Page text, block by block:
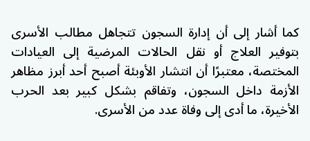
كما أشار إلى أن إدارة السجون تتجاهل مطالب الأسرى
بتوفير العلاج أو نقل الحالات المرضية إلى العيادات
المختصة، معتبرًا أن انتشار الأوبئة أصبح أحد أبرز مظاهر
الأزمة داخل السجون، وتفاقم بشكل كبير بعد الحرب
الأخيرة، ما أدى إلى وفاة عدد من الأسرى.